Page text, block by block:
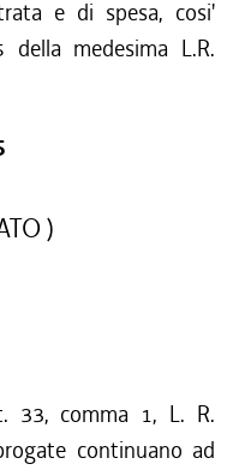
e di spesa, cosi'
medesima L.R.
)
33, comma 1, L. R.
continuano ad